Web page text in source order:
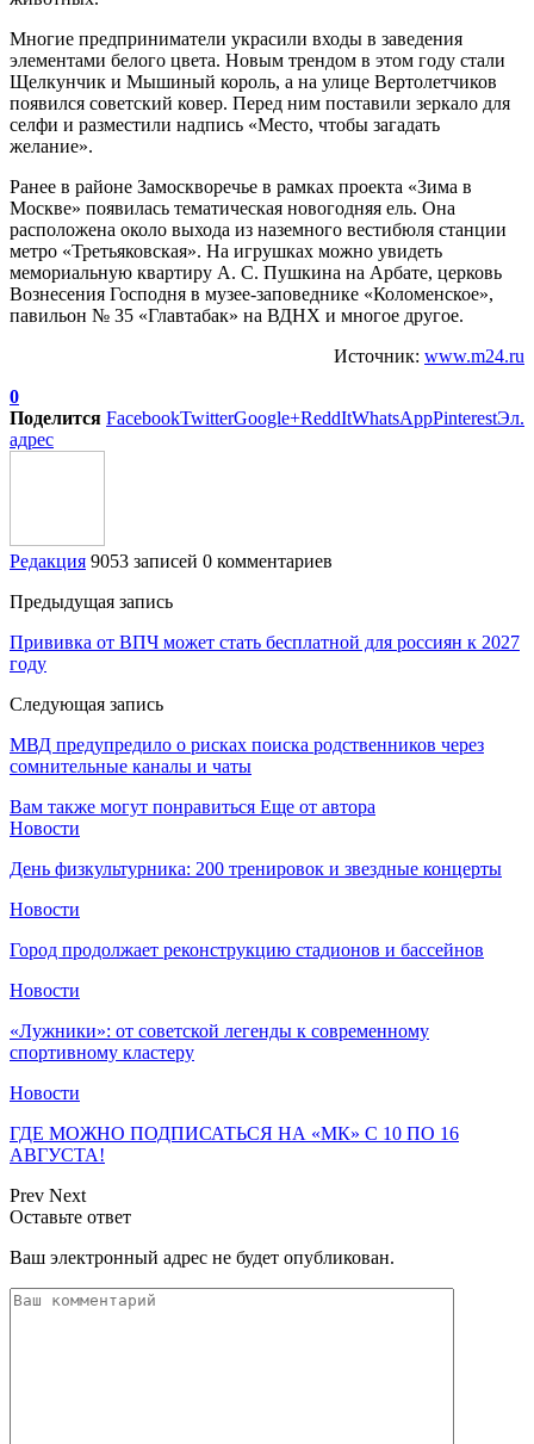
Многие предприниматели украсили входы в заведения
элементами белого цвета. Новым трендом в этом году стали
Щелкунчик и Мышиный король, а на улице Вертолетчиков
появился советский ковер. Перед ним поставили зеркало для
селфи и разместили надпись «Место, чтобы загадать
желание».
Ранее в районе Замоскворечье в рамках проекта «Зима в
Москве» появилась тематическая новогодняя ель. Она
расположена около выхода из наземного вестибюля станции
метро «Третьяковская». На игрушках можно увидеть
мемориальную квартиру А. С. Пушкина на Арбате, церковь
Вознесения Господня в музее-заповеднике «Коломенское»,
павильон № 35 «Главтабак» на ВДНХ и многое другое.
Источник: www.m24.ru
0
Поделится FacebookTwitterGoogle+ReddItWhatsAppPinterestЭл.
адрес
Редакция 9053 записей 0 комментариев
Предыдущая запись
Прививка от ВПЧ может стать бесплатной для россиян к 2027
году
Следующая запись
МВД предупредило о рисках поиска родственников через
сомнительные каналы и чаты
Вам также могут понравиться Еще от автора
Новости
День физкультурника: 200 тренировок и звездные концерты
Новости
Город продолжает реконструкцию стадионов и бассейнов
Новости
«Лужники»: от советской легенды к современному
спортивному кластеру
Новости
ГДЕ МОЖНО ПОДПИСАТЬСЯ НА «МК» С 10 ПО 16
АВГУСТА!
Prev Next
Оставьте ответ
Ваш электронный адрес не будет опубликован.